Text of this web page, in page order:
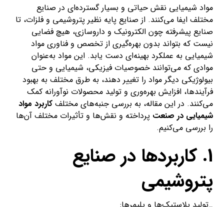
مواد شیمیایی نقش حیاتی و بسیار گسترده‌ای در صنایع
مختلف ایفا می‌کنند. از صنایع پایه نظیر پتروشیمی و فلزات، تا
صنایع پیشرفته چون الکترونیک و داروسازی، هیچ فضایی
نیست که بتواند بدون بهره‌گیری از تخصص و فناوری مواد
شیمیایی به عملکرد بهینه‌ای دست یابد. این مواد به‌عنوان
موادی که می‌توانند خصوصیات فیزیکی، شیمیایی و حتی
بیولوژیکی دیگر مواد را تغییر دهند، به طرق مختلف به بهبود
فرآیندها، افزایش بهره‌وری و تولید محصولات نوآورانه کمک
می‌کنند. در این مقاله، به بررسی جنبه‌های مختلفکاربرد مواد
شیمیایی در صنعت پرداخته و نقش‌ها و تأثیرات مختلف آن‌ها
را بررسی می‌کنیم.
1. کاربردها در صنایع
پتروشیمی